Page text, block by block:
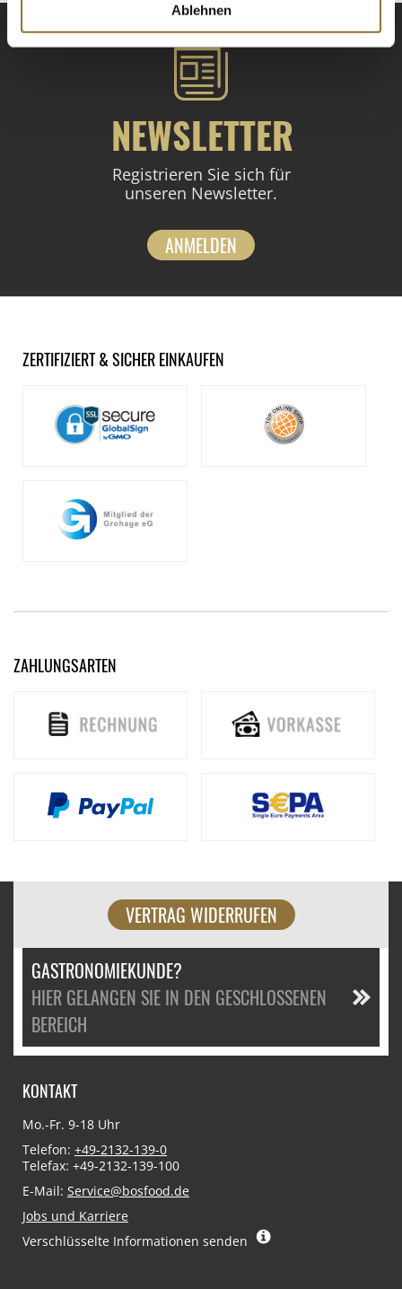
Ablehnen
NEWSLETTER
Registrieren Sie sich für
unseren Newsletter.
ANMELDEN
ZERTIFIZIERT & SICHER EINKAUFEN
ZAHLUNGSARTEN
VERTRAG WIDERRUFEN
GASTRONOMIEKUNDE?
HIER GELANGEN SIE IN DEN GESCHLOSSENEN
BEREICH
KONTAKT
Mo.-Fr. 9-18 Uhr
Telefon: +49-2132-139-0
Telefax: +49-2132-139-100
E-Mail: Service@bosfood.de
Jobs und Karriere
Verschlüsselte Informationen senden